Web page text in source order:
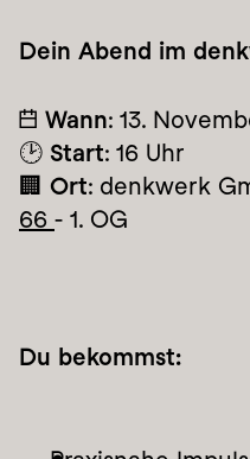
Dein Abend im
📅 Wann: 13.
🕑 Start: 16 Uhr
🏢 Ort: denkwerk
66 - 1. OG
Du bekommst: